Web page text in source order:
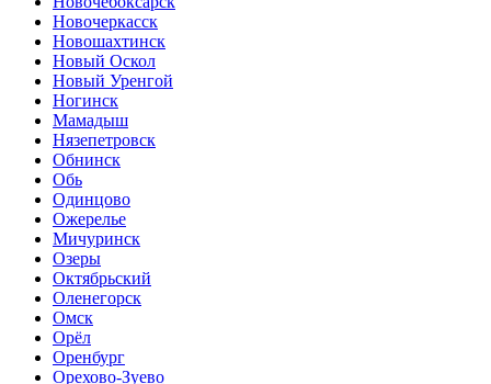
Новочеркасск
Новошахтинск
Новый Оскол
Новый Уренгой
Ногинск
Мамадыш
Нязепетровск
Обнинск
Обь
Одинцово
Ожерелье
Мичуринск
Озеры
Октябрьский
Оленегорск
Омск
Орёл
Оренбург
Орехово-Зуево